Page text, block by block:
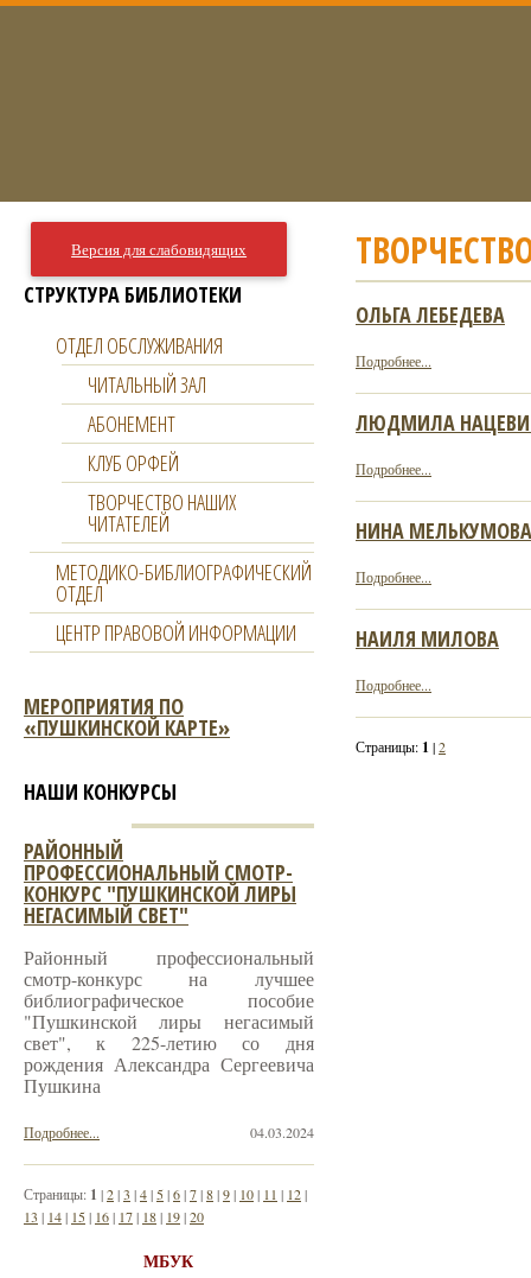
ОЛЬГА ЛЕБЕДЕВА
Подробнее...
ЛЮДМИЛА
Подробнее...
НИНА МЕЛЬКУМОВА
Подробнее...
НАИЛЯ МИЛОВА
Подробнее...
Страницы: 1 |2
Версия для слабовидящих
СТРУКТУРА БИБЛИОТЕКИ
ОТДЕЛ ОБСЛУЖИВАНИЯ
ЧИТАЛЬНЫЙ ЗАЛ
АБОНЕМЕНТ
КЛУБ ОРФЕЙ
ТВОРЧЕСТВО НАШИХ
ЧИТАТЕЛЕЙ
МЕТОДИКО-БИБЛИОГРАФИЧЕСКИЙ
ОТДЕЛ
ЦЕНТР ПРАВОВОЙ ИНФОРМАЦИИ
МЕРОПРИЯТИЯ ПО
«ПУШКИНСКОЙ КАРТЕ»
НАШИ КОНКУРСЫ
РАЙОННЫЙ
ПРОФЕССИОНАЛЬНЫЙ СМОТР-
КОНКУРС "ПУШКИНСКОЙ ЛИРЫ
НЕГАСИМЫЙ СВЕТ"
Районный профессиональный
смотр-конкурс на лучшее
библиографическое пособие
"Пушкинской лиры негасимый
свет", к 225-летию со дня
рождения Александра Сергеевича
Пушкина
04.03.2024
Подробнее...
Страницы: 1 |2|3 |4| 5|6|7|8|9| 10| 11 | 12|
13 | 14| 15| 16| 17| 18| 19|20
МБУК